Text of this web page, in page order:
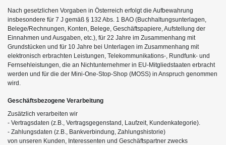
Nach gesetzlichen Vorgaben in Österreich erfolgt die Aufbewahrung
insbesondere für 7 J gemäß § 132 Abs. 1 BAO (Buchhaltungsunterlagen,
Belege/Rechnungen, Konten, Belege, Geschäftspapiere, Aufstellung der
Einnahmen und Ausgaben, etc.), für 22 Jahre im Zusammenhang mit
Grundstücken und für 10 Jahre bei Unterlagen im Zusammenhang mit
elektronisch erbrachten Leistungen, Telekommunikations-, Rundfunk- und
Fernsehleistungen, die an Nichtunternehmer in EU-Mitgliedstaaten erbracht
werden und für die der Mini-One-Stop-Shop (MOSS) in Anspruch genommen
wird.
Geschäftsbezogene Verarbeitung
Zusätzlich verarbeiten wir
- Vertragsdaten (z.B., Vertragsgegenstand, Laufzeit, Kundenkategorie).
- Zahlungsdaten (z.B., Bankverbindung, Zahlungshistorie)
von unseren Kunden, Interessenten und Geschäftspartner zwecks